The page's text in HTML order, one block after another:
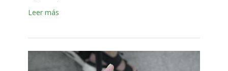
Leer más